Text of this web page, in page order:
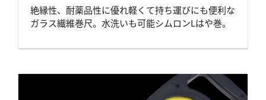
絶縁性、耐薬品性に優れ軽くて持ち運びにも便利な
ガラス繊維巻尺。水洗いも可能シムロンLはや巻。